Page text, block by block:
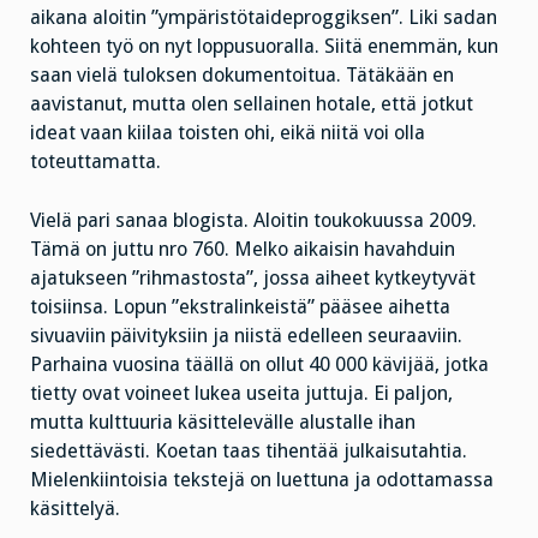
aikana aloitin ”ympäristötaideproggiksen”. Liki sadan
kohteen työ on nyt loppusuoralla. Siitä enemmän, kun
saan vielä tuloksen dokumentoitua. Tätäkään en
aavistanut, mutta olen sellainen hotale, että jotkut
ideat vaan kiilaa toisten ohi, eikä niitä voi olla
toteuttamatta.
Vielä pari sanaa blogista. Aloitin toukokuussa 2009.
Tämä on juttu nro 760. Melko aikaisin havahduin
ajatukseen ”rihmastosta”, jossa aiheet kytkeytyvät
toisiinsa. Lopun ”ekstralinkeistä” pääsee aihetta
sivuaviin päivityksiin ja niistä edelleen seuraaviin.
Parhaina vuosina täällä on ollut 40 000 kävijää, jotka
tietty ovat voineet lukea useita juttuja. Ei paljon,
mutta kulttuuria käsittelevälle alustalle ihan
siedettävästi. Koetan taas tihentää julkaisutahtia.
Mielenkiintoisia tekstejä on luettuna ja odottamassa
käsittelyä.